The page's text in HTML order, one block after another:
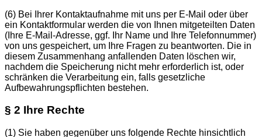
(6) Bei Ihrer Kontaktaufnahme mit uns per E-Mail oder über
ein Kontaktformular werden die von Ihnen mitgeteilten Daten
(Ihre E-Mail-Adresse, ggf. Ihr Name und Ihre Telefonnummer)
von uns gespeichert, um Ihre Fragen zu beantworten. Die in
diesem Zusammenhang anfallenden Daten löschen wir,
nachdem die Speicherung nicht mehr erforderlich ist, oder
schränken die Verarbeitung ein, falls gesetzliche
Aufbewahrungspflichten bestehen.
§ 2 Ihre Rechte
(1) Sie haben gegenüber uns folgende Rechte hinsichtlich